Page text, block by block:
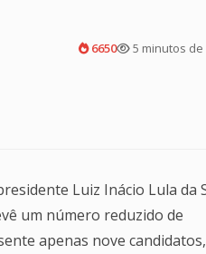
6650 5 minutos de
Luiz Inácio Lula da
um número reduzido de
apenas nove candidatos,